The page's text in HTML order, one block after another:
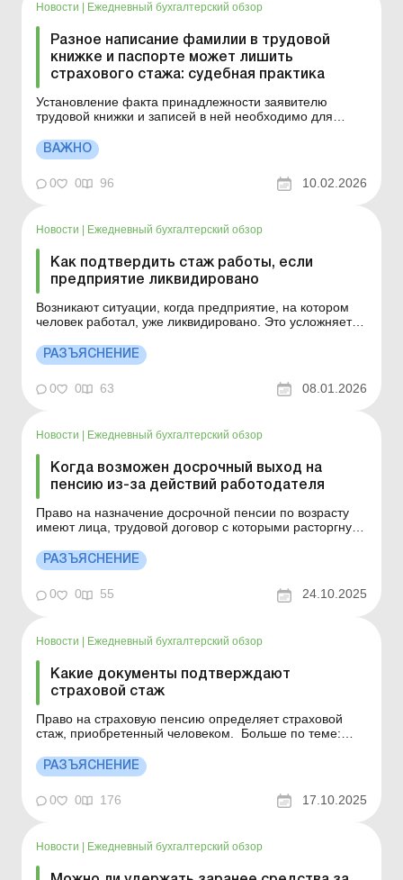
Новости | Ежедневный бухгалтерский обзор
Разное написание фамилии в трудовой
книжке и паспорте может лишить
страхового стажа: судебная практика
Установление факта принадлежности заявителю
трудовой книжки и записей в ней необходимо для
факт возможно в суде.. Больше по теме: Бумажная
трудовая книжка уничтожена: нужно ли
восстанавливать? Уроженец Хмельницкой области
обратился в суд с требовани...
ВАЖНО
0 0 96 10.02.2026
Новости Ежедневный бухгалтерский обзор
Как подтвердить стаж работы, если
предприятие ликвидировано
Возникают ситуации, когда предприятие, на котором
человек работал, уже ликвидировано. Это усложняет
подтвердить свой стаж, какие документы необходимо
собрать – в этом материале. Больше по теме:
Прекращение трудовых отношений при ликвидации
предпри...
РАЗЪЯСНЕНИЕ
0 0 63 08.01.2026
Новости Ежедневный бухгалтерский обзор
Когда возможен досрочный выход на
пенсию из-за действий работодателя
Право на назначение досрочной пенсии по возрасту
имеют лица, трудовой договор с которыми расторгнут
органа в связи с выявленными несоответствиями
работника занимаемой должности по состоянию в
порядке, определенном КМУ, которым на день уволь...
РАЗЪЯСНЕНИЕ
0 0 55 24.10.2025
Новости | Ежедневный бухгалтерский обзор
Какие документы подтверждают
страховой стаж
Право на страховую пенсию определяет страховой
стаж, приобретенный человеком. Больше по теме:
зачисление в стаж Будет ли страховой стаж у
работника, уволенного по сокращению штата
Информирование работника о получении права на
пенсию Право на ст...
РАЗЪЯСНЕНИЕ
0 0 176 17.10.2025
Новости Ежедневный бухгалтерский обзор